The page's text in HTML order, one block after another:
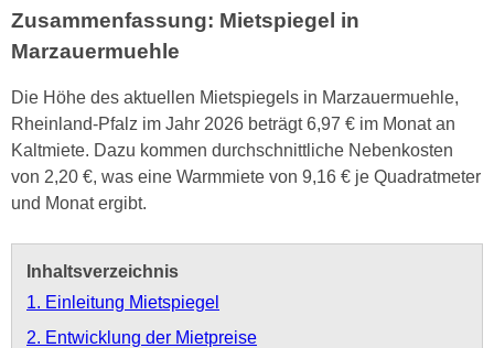
Zusammenfassung: Mietspiegel in
Marzauermuehle
Die Höhe des aktuellen Mietspiegels in Marzauermuehle,
Rheinland-Pfalz im Jahr 2026 beträgt 6,97 € im Monat an
Kaltmiete. Dazu kommen durchschnittliche Nebenkosten
von 2,20 €, was eine Warmmiete von 9,16 € je Quadratmeter
und Monat ergibt.
Inhaltsverzeichnis
1. Einleitung Mietspiegel
2. Entwicklung der Mietpreise